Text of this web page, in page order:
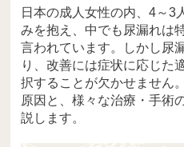
日本の成人女性の内、4～3
みを抱え、中でも尿漏れは
言われています。しかし尿
り、改善には症状に応じた
択することが欠かせません
原因と、様々な治療・手術
説します。